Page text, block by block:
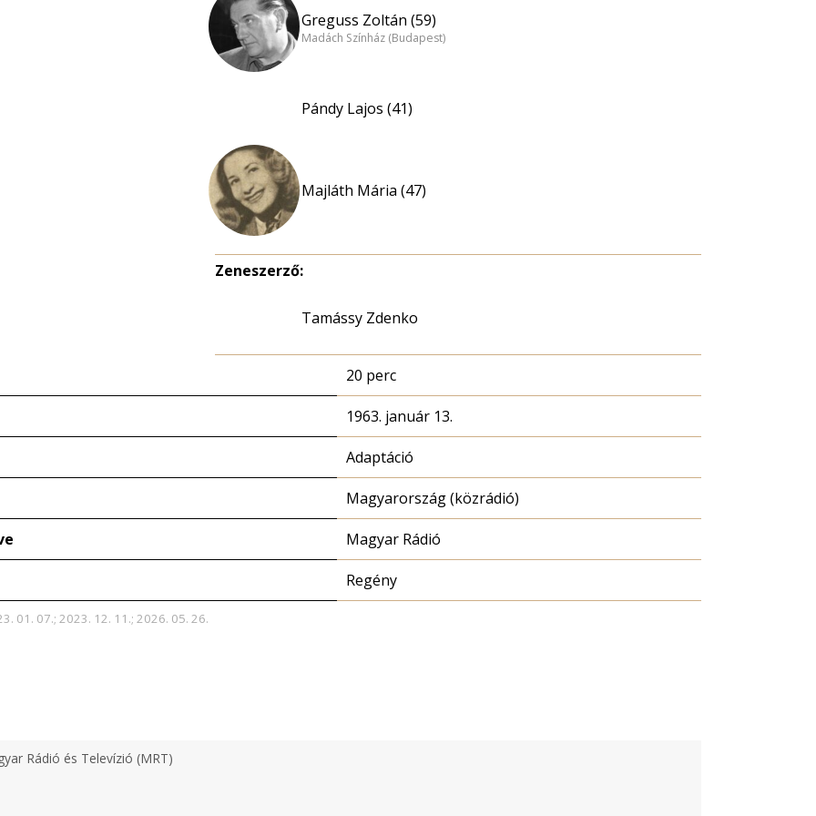
Greguss Zoltán (59)
Madách Színház (Budapest)
Pándy Lajos (41)
Majláth Mária (47)
Zeneszerző:
Tamássy Zdenko
20 perc
1963. január 13.
Adaptáció
Magyarország (közrádió)
Magyar Rádió
Regény
01. 07.; 2023. 12. 11.; 2026. 05. 26.
Rádió és Televízió (MRT)